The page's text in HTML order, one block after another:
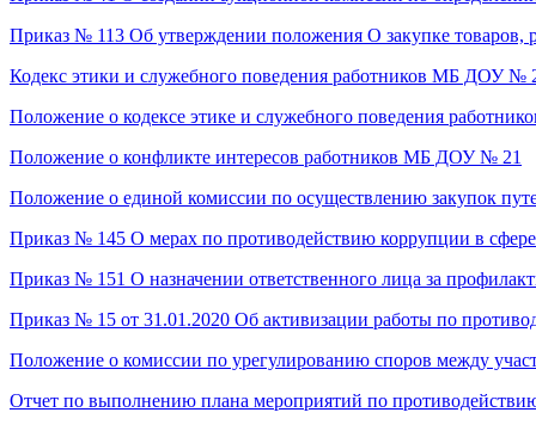
Приказ № 113 Об утверждении положения О закупке
Кодекс этики и служебного поведения работников МБ ДОУ №
Положение о кодексе этике и служебного поведения
Положение о конфликте интересов работников МБ ДОУ № 21
Положение о единой комиссии по осуществлению закупок
Приказ № 145 О мерах по противодействию коррупции в сфере
Приказ № 151 О назначении ответственного лица за
Приказ № 15 от 31.01.2020 Об активизации работы по
Положение о комиссии по урегулированию споров между
Отчет по выполнению плана мероприятий по